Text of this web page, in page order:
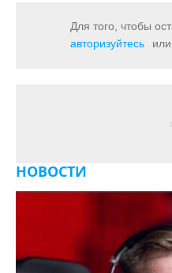
Для того, чтобы
авторизуйтесь
или
НОВОСТИ